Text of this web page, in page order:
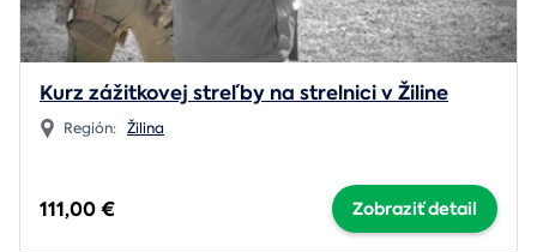
Kurz zážitkovej streľby na strelnici v Žiline
Región: Žilina
111,00 € Zobraziť detail